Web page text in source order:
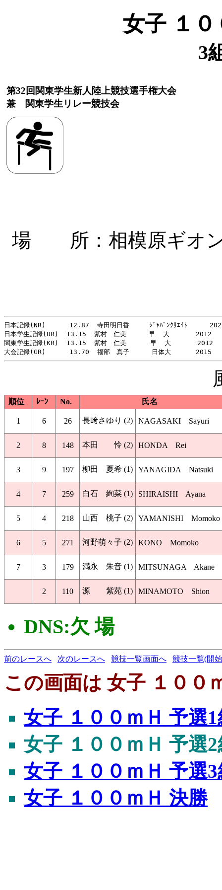
女子 １０
3
第32回関東学生新人陸上競技選手権大会
兼 関東学生リレー競技会
場 所：相模原ギオン
日本記録(NR)      12.87  寺田明日香     ｼﾞｬﾊﾟﾝｸﾘｴｲﾄ    　
日本学生記録(UR)  13.15  紫村　仁美 　   早  大    　 2012
関東学生記録(KR)  13.15  紫村　仁美      早  大    　 2012
順位 ﾚｰﾝ No. 氏名
1 6 26 長﨑さゆり (2) NAGASAKI Sayuri
2 8 148 本田 怜 (2) HONDA Rei
3 9 197 柳田 夏希 (1) YANAGIDA Natsuki
4 7 259 白石 絢菜 (1) SHIRAISHI Ayana
5 4 218 山西 桃子 (2) YAMANISHI Momoko
6 5 271 河野萌々子 (2) KONO Momoko
7 3 179 満永 朱音 (1) MITSUNAGA Akane
2 110 源 紫苑 (1) MINAMOTO Shion
DNS:欠 場
前のレースへ 次のレースへ 競技一覧画面へ 競技一覧(開
この画面は 女子 １００
女子 １００ｍＨ 予選1
女子 １００ｍＨ 予選2
女子 １００ｍＨ 予選3
女子 １００ｍＨ 決勝